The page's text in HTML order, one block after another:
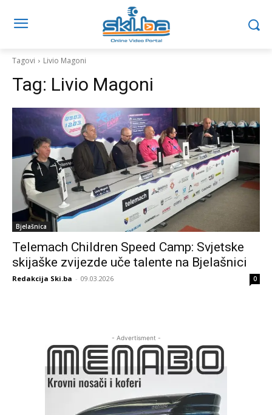
Tagovi Livio Magoni
Tag: Livio Magoni
Bjelašnica
Telemach Children Speed Camp: Svjetske
skijaške zvijezde uče talente na Bjelašnici
Redakcija Ski.ba - 09.03.2026 0
- Advertisment -